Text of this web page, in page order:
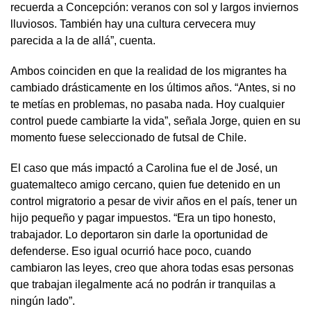
recuerda a Concepción: veranos con sol y largos inviernos
lluviosos. También hay una cultura cervecera muy
parecida a la de allá”, cuenta.
Ambos coinciden en que la realidad de los migrantes ha
cambiado drásticamente en los últimos años. “Antes, si no
te metías en problemas, no pasaba nada. Hoy cualquier
control puede cambiarte la vida”, señala Jorge, quien en su
momento fuese seleccionado de futsal de Chile.
El caso que más impactó a Carolina fue el de José, un
guatemalteco amigo cercano, quien fue detenido en un
control migratorio a pesar de vivir años en el país, tener un
hijo pequeño y pagar impuestos. “Era un tipo honesto,
trabajador. Lo deportaron sin darle la oportunidad de
defenderse. Eso igual ocurrió hace poco, cuando
cambiaron las leyes, creo que ahora todas esas personas
que trabajan ilegalmente acá no podrán ir tranquilas a
ningún lado”.